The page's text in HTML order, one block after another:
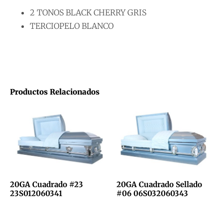
2 TONOS BLACK CHERRY GRIS
TERCIOPELO BLANCO
Productos Relacionados
20GA Cuadrado #23
23S012060341
20GA Cuadrado Sellado
#06 06S032060343